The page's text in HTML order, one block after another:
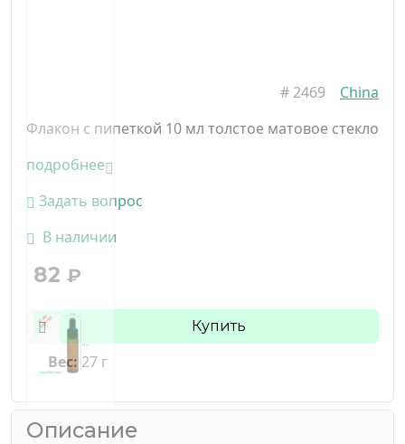
# 2469
China
Флакон с пипеткой 10 мл толстое матовое стекло
подробнее
Задать вопрос
В наличии
82 ₽
Купить
Вес: 27 г
Описание